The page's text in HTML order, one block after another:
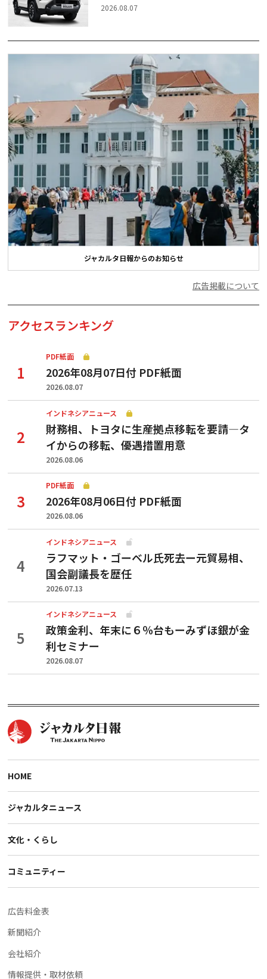
2026.08.07
ジャカルタ日報からのお知らせ
広告掲載について
アクセスランキング
PDF紙面
2026年08月07日付 PDF紙面
2026.08.07
インドネシアニュース
財務相、トヨタに生産拠点移転を要請—タ
イからの移転、優遇措置用意
2026.08.06
PDF紙面
2026年08月06日付 PDF紙面
2026.08.06
インドネシアニュース
ラフマット・ゴーベル氏死去ー元貿易相、
国会副議長を歴任
2026.07.13
インドネシアニュース
政策金利、年末に６％台もーみずほ銀が金
利セミナー
2026.08.07
HOME
ジャカルタニュース
文化・くらし
コミュニティー
広告料金表
新聞紹介
会社紹介
情報提供・取材依頼